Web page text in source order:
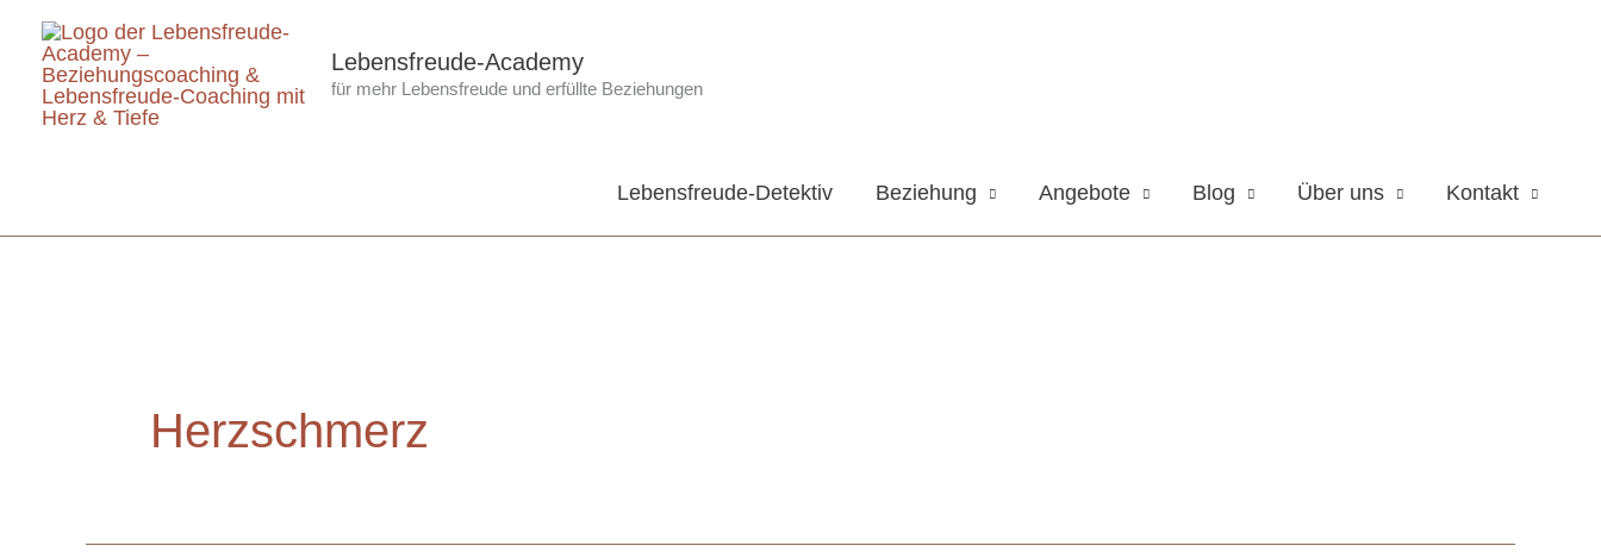
Inhalt
springen
Lebensfreude-Academy
für mehr Lebensfreude und erfüllte Beziehungen
Lebensfreude-Detektiv Beziehung Angebote Blog Über uns Kontakt
Herzschmerz